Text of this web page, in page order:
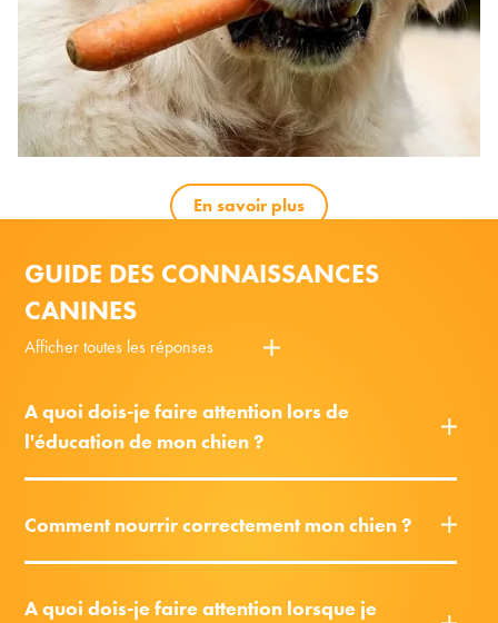
En savoir plus
GUIDE DES CONNAISSANCES
CANINES
Afficher toutes les réponses
A quoi dois-je faire attention lors de
l'éducation de mon chien ?
Comment nourrir correctement mon chien ?
A quoi dois-je faire attention lorsque je